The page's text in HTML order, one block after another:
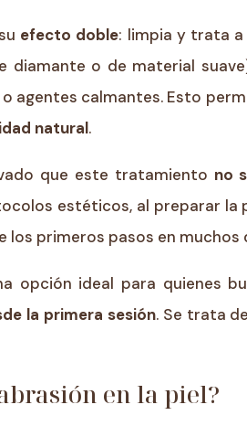
efecto doble: limpia y trata a
diamante o de material
agentes calmantes. Esto
natural.
que este tratamiento no
estéticos, al preparar la
los primeros pasos en
opción ideal para quienes
la primera sesión. Se trata
en la piel?